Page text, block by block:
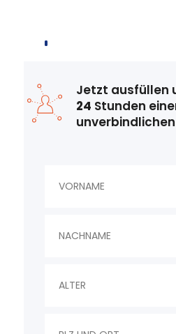
Jetzt ausfüllen
24 Stunden